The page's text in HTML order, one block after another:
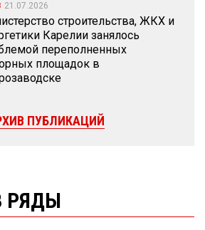
21.07.2026
строительства, ЖКХ и
Карелии занялось
переполненных
площадок в
ПУБЛИКАЦИЙ
РЯДЫ